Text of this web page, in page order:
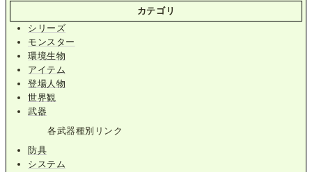
カテゴリ
シリーズ
モンスター
環境生物
アイテム
登場人物
世界観
武器
各武器種別リンク
防具
システム